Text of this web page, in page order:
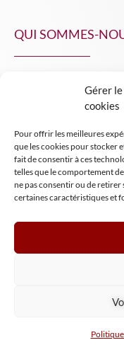
Gérer
cookies
Pour offrir les meilleures
que les cookies pour stocker
fait de consentir à ces
telles que le comportement
ne pas consentir ou de
certaines caractéristiques et
QUI SOMMES-
INSIGHT NPA
Mentions légales
Tous droits réservés